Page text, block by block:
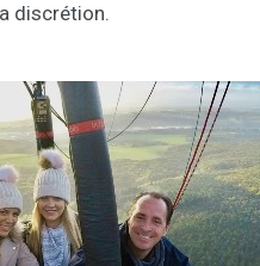
discrétion.